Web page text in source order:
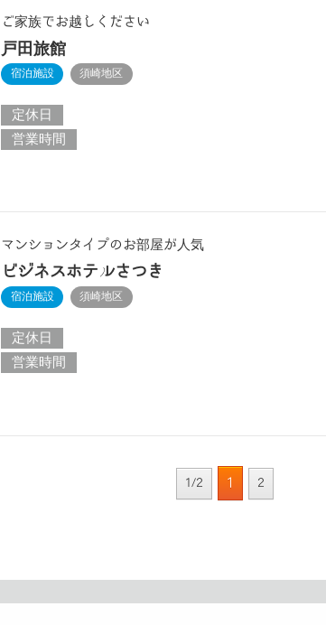
ご家族でお越しください
戸田旅館
宿泊施設 須崎地区
定休日
営業時間
マンションタイプのお部屋が人気
ビジネスホテルさつき
宿泊施設 須崎地区
定休日
営業時間
1/2 1 2